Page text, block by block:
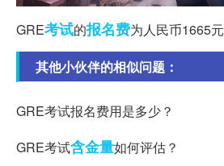
GRE考试的报名费为人民币1665元
其他小伙伴的相似问题：
GRE考试报名费用是多少？
GRE考试含金量如何评估？